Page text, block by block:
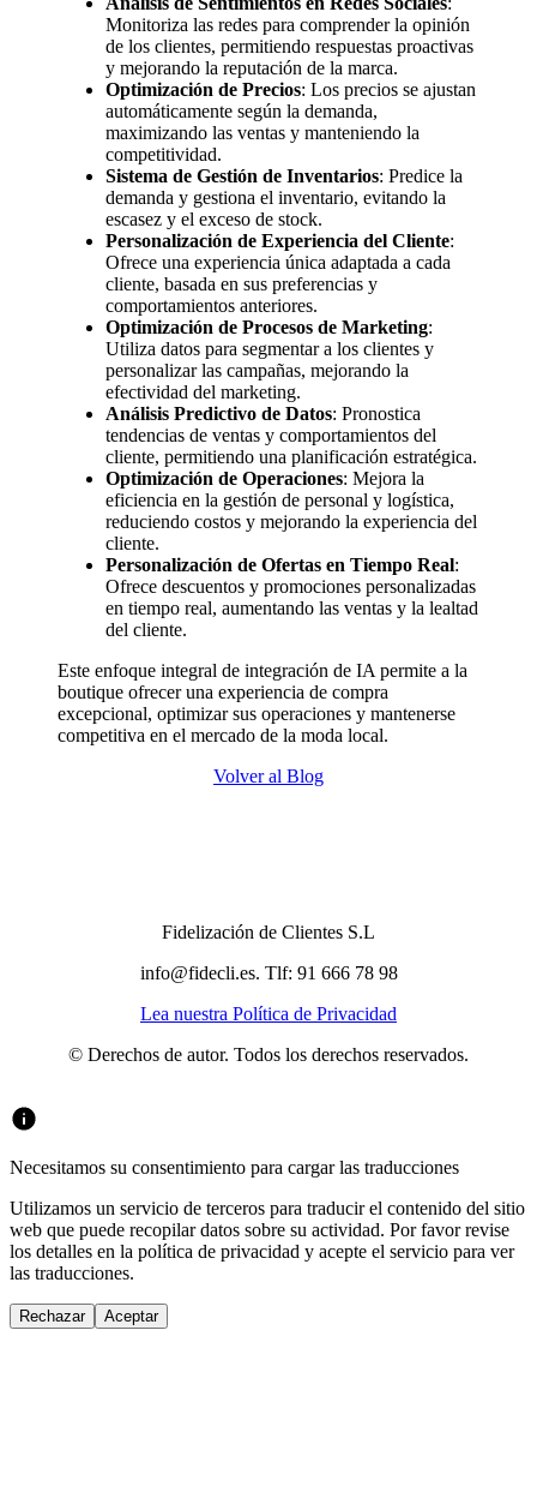
Monitoriza las redes para comprender la opinión
de los clientes, permitiendo respuestas proactivas
y mejorando la reputación de la marca.
Optimización de Precios: Los precios se ajustan
automáticamente según la demanda,
maximizando las ventas y manteniendo la
competitividad.
Sistema de Gestión de Inventarios: Predice la
demanda y gestiona el inventario, evitando la
escasez y el exceso de stock.
Personalización de Experiencia del Cliente:
Ofrece una experiencia única adaptada a cada
cliente, basada en sus preferencias y
comportamientos anteriores.
Optimización de Procesos de Marketing:
Utiliza datos para segmentar a los clientes y
personalizar las campañas, mejorando la
efectividad del marketing.
Análisis Predictivo de Datos: Pronostica
tendencias de ventas y comportamientos del
cliente, permitiendo una planificación estratégica.
Optimización de Operaciones: Mejora la
eficiencia en la gestión de personal y logística,
reduciendo costos y mejorando la experiencia del
cliente.
Personalización de Ofertas en Tiempo Real:
Ofrece descuentos y promociones personalizadas
en tiempo real, aumentando las ventas y la lealtad
del cliente.
Este enfoque integral de integración de IA permite a la
boutique ofrecer una experiencia de compra
excepcional, optimizar sus operaciones y mantenerse
competitiva en el mercado de la moda local.
Volver al Blog
Fidelización de Clientes S.L
info@fidecli.es. Tlf: 91 666 78 98
Lea nuestra Política de Privacidad
© Derechos de autor. Todos los derechos reservados.
Necesitamos su consentimiento para cargar las traducciones
Utilizamos un servicio de terceros para traducir el contenido del sitio
web que puede recopilar datos sobre su actividad. Por favor revise
los detalles en la política de privacidad y acepte el servicio para ver
las traducciones.
Rechazar Aceptar